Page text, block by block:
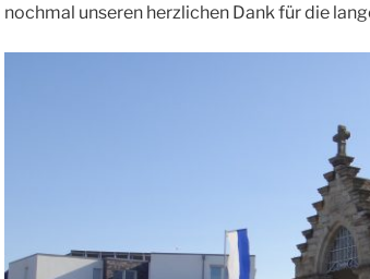
nochmal unseren herzlichen Dank für die